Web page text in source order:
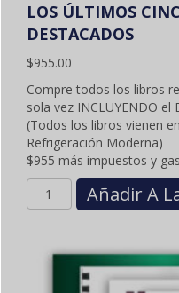
LOS ÚLTIMOS
DESTACADOS
$955.00
Compre todos los libros
sola vez INCLUYENDO
(Todos los libros vienen
Refrigeración Moderna)
$955 más impuestos y
Cantidad
ALL
UN-
HIGHLIGHTED
Añadir A